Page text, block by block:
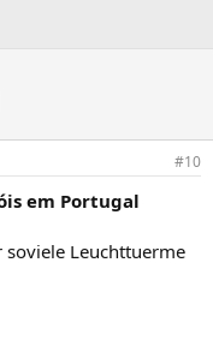
#10
em Portugal
soviele Leuchttuerme